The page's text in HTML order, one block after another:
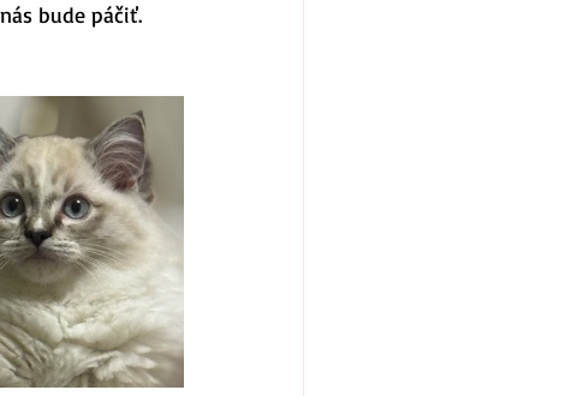
bude páčiť.